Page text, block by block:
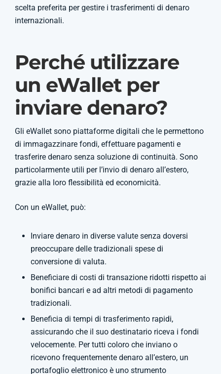
scelta preferita per gestire i trasferimenti di denaro
internazionali.
Perché utilizzare
un eWallet per
inviare denaro?
Gli eWallet sono piattaforme digitali che le permettono
di immagazzinare fondi, effettuare pagamenti e
trasferire denaro senza soluzione di continuità. Sono
particolarmente utili per l’invio di denaro all’estero,
grazie alla loro flessibilità ed economicità.
Con un eWallet, può:
Inviare denaro in diverse valute senza doversi
preoccupare delle tradizionali spese di
conversione di valuta.
Beneficiare di costi di transazione ridotti rispetto ai
bonifici bancari e ad altri metodi di pagamento
tradizionali.
Beneficia di tempi di trasferimento rapidi,
assicurando che il suo destinatario riceva i fondi
velocemente. Per tutti coloro che inviano o
ricevono frequentemente denaro all’estero, un
portafoglio elettronico è uno strumento